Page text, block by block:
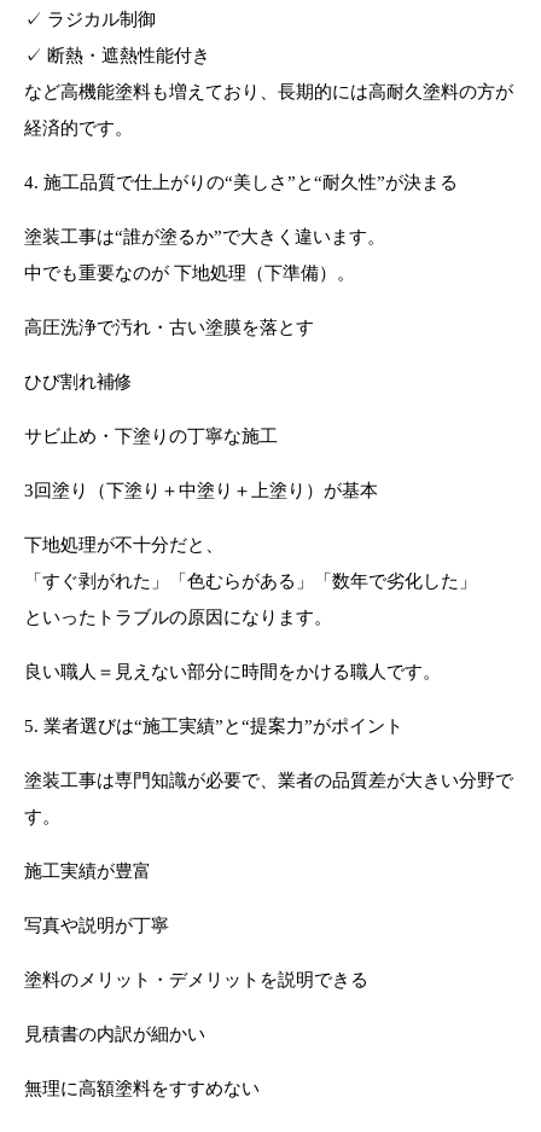
✓ ラジカル制御
✓ 断熱・遮熱性能付き
など高機能塗料も増えており、長期的には高耐久塗料の方が
経済的です。
4. 施工品質で仕上がりの“美しさ”と“耐久性”が決まる
塗装工事は“誰が塗るか”で大きく違います。
中でも重要なのが 下地処理（下準備）。
高圧洗浄で汚れ・古い塗膜を落とす
ひび割れ補修
サビ止め・下塗りの丁寧な施工
3回塗り（下塗り＋中塗り＋上塗り）が基本
下地処理が不十分だと、
「すぐ剥がれた」「色むらがある」「数年で劣化した」
といったトラブルの原因になります。
良い職人＝見えない部分に時間をかける職人です。
5. 業者選びは“施工実績”と“提案力”がポイント
塗装工事は専門知識が必要で、業者の品質差が大きい分野で
す。
施工実績が豊富
写真や説明が丁寧
塗料のメリット・デメリットを説明できる
見積書の内訳が細かい
無理に高額塗料をすすめない